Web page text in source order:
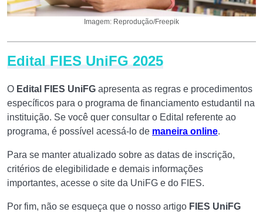
Imagem: Reprodução/Freepik
Edital FIES UniFG 2025
O Edital FIES UniFG apresenta as regras e procedimentos
específicos para o programa de financiamento estudantil na
instituição. Se você quer consultar o Edital referente ao
programa, é possível acessá-lo de maneira online.
Para se manter atualizado sobre as datas de inscrição,
critérios de elegibilidade e demais informações
importantes, acesse o site da UniFG e do FIES.
Por fim, não se esqueça que o nosso artigo FIES UniFG